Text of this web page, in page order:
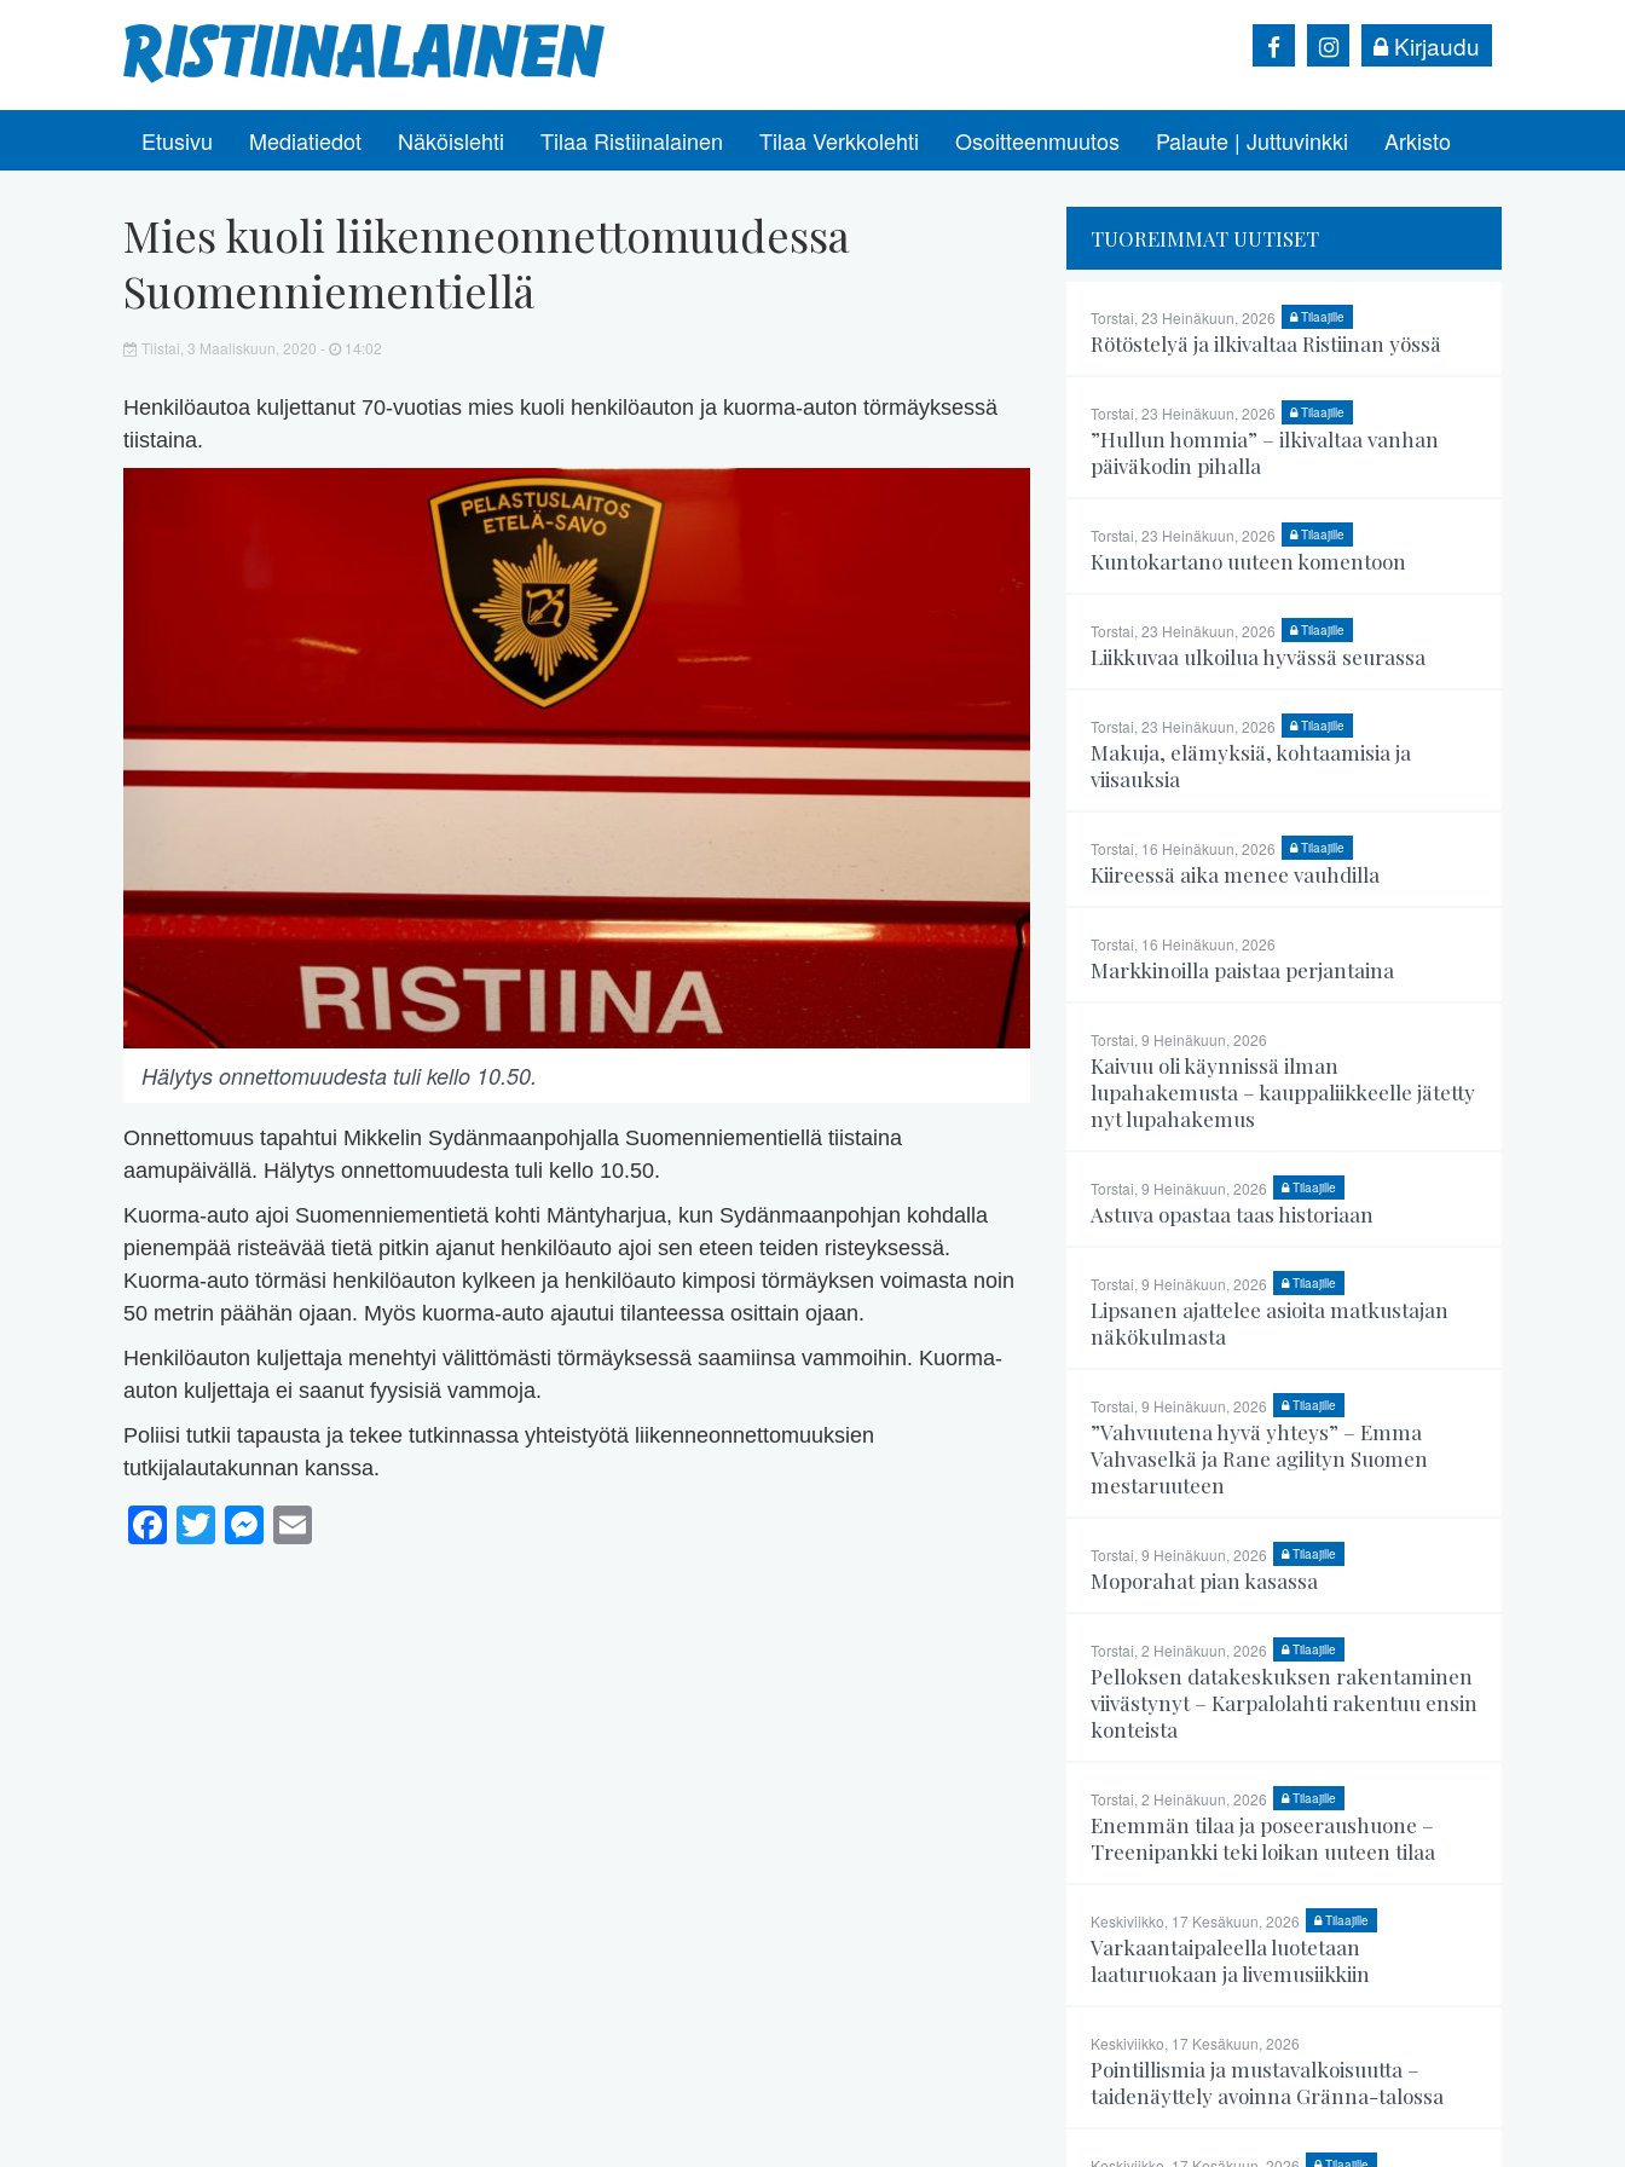
Kirjaudu
Etusivu Mediatiedot Näköislehti Tilaa Ristiinalainen Tilaa Verkkolehti Osoitteenmuutos Palaute | Juttuvinkki Arkisto
Mies kuoli liikenneonnettomuudessa
Suomenniementiellä
Tiistai, 3 Maaliskuun, 2020 - 14:02
Henkilöautoa kuljettanut 70-vuotias mies kuoli henkilöauton ja kuorma-auton törmäyksessä
tiistaina.
Hälytys onnettomuudesta tuli kello 10.50.
Onnettomuus tapahtui Mikkelin Sydänmaanpohjalla Suomenniementiellä tiistaina
aamupäivällä. Hälytys onnettomuudesta tuli kello 10.50.
Kuorma-auto ajoi Suomenniementietä kohti Mäntyharjua, kun Sydänmaanpohjan kohdalla
pienempää risteävää tietä pitkin ajanut henkilöauto ajoi sen eteen teiden risteyksessä.
Kuorma-auto törmäsi henkilöauton kylkeen ja henkilöauto kimposi törmäyksen voimasta noin
50 metrin päähän ojaan. Myös kuorma-auto ajautui tilanteessa osittain ojaan.
Henkilöauton kuljettaja menehtyi välittömästi törmäyksessä saamiinsa vammoihin. Kuorma-
auton kuljettaja ei saanut fyysisiä vammoja.
Poliisi tutkii tapausta ja tekee tutkinnassa yhteistyötä liikenneonnettomuuksien
tutkijalautakunnan kanssa.
Facebook
TwitterMessenger
TUOREIMMAT UUTISET
Torstai, 23 Heinäkuun, 2026 Tilaajille
Rötöstelyä ja ilkivaltaa Ristiinan yössä
Torstai, 23 Heinäkuun, 2026 Tilaajille
”Hullun hommia” – ilkivaltaa vanhan
päiväkodin pihalla
Torstai, 23 Heinäkuun, 2026 Tilaajille
Kuntokartano uuteen komentoon
Torstai, 23 Heinäkuun, 2026 Tilaajille
Liikkuvaa ulkoilua hyvässä seurassa
Torstai, 23 Heinäkuun, 2026 Tilaajille
Makuja, elämyksiä, kohtaamisia ja
viisauksia
Torstai, 16 Heinäkuun, 2026 Tilaajille
Kiireessä aika menee vauhdilla
Torstai, 16 Heinäkuun, 2026
Markkinoilla paistaa perjantaina
Torstai, 9 Heinäkuun, 2026
Kaivuu oli käynnissä ilman
lupahakemusta – kauppaliikkeelle jätetty
nyt lupahakemus
Torstai, 9 Heinäkuun, 2026 Tilaajille
Astuva opastaa taas historiaan
Torstai, 9 Heinäkuun, 2026 Tilaajille
Lipsanen ajattelee asioita matkustajan
näkökulmasta
Torstai, 9 Heinäkuun, 2026 Tilaajille
”Vahvuutena hyvä yhteys” – Emma
Vahvaselkä ja Rane agilityn Suomen
mestaruuteen
Torstai, 9 Heinäkuun, 2026 Tilaajille
Moporahat pian kasassa
Torstai, 2 Heinäkuun, 2026 Tilaajille
Pelloksen datakeskuksen rakentaminen
viivästynyt – Karpalolahti rakentuu ensin
konteista
Torstai, 2 Heinäkuun, 2026 Tilaajille
Enemmän tilaa ja poseeraushuone –
Treenipankki teki loikan uuteen tilaa
Keskiviikko, 17 Kesäkuun, 2026 Tilaajille
Varkaantaipaleella luotetaan
laaturuokaan ja livemusiikkiin
Keskiviikko, 17 Kesäkuun, 2026
Pointillismia ja mustavalkoisuutta –
taidenäyttely avoinna Gränna-talossa